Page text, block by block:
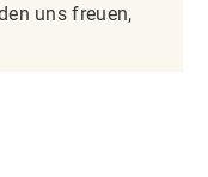
uns freuen,